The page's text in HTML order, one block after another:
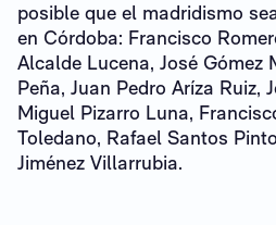
posible que el madridismo
en Córdoba: Francisco
Alcalde Lucena, José Gómez
Peña, Juan Pedro Aríza Ruiz,
Miguel Pizarro Luna,
Toledano, Rafael Santos
Jiménez Villarrubia.